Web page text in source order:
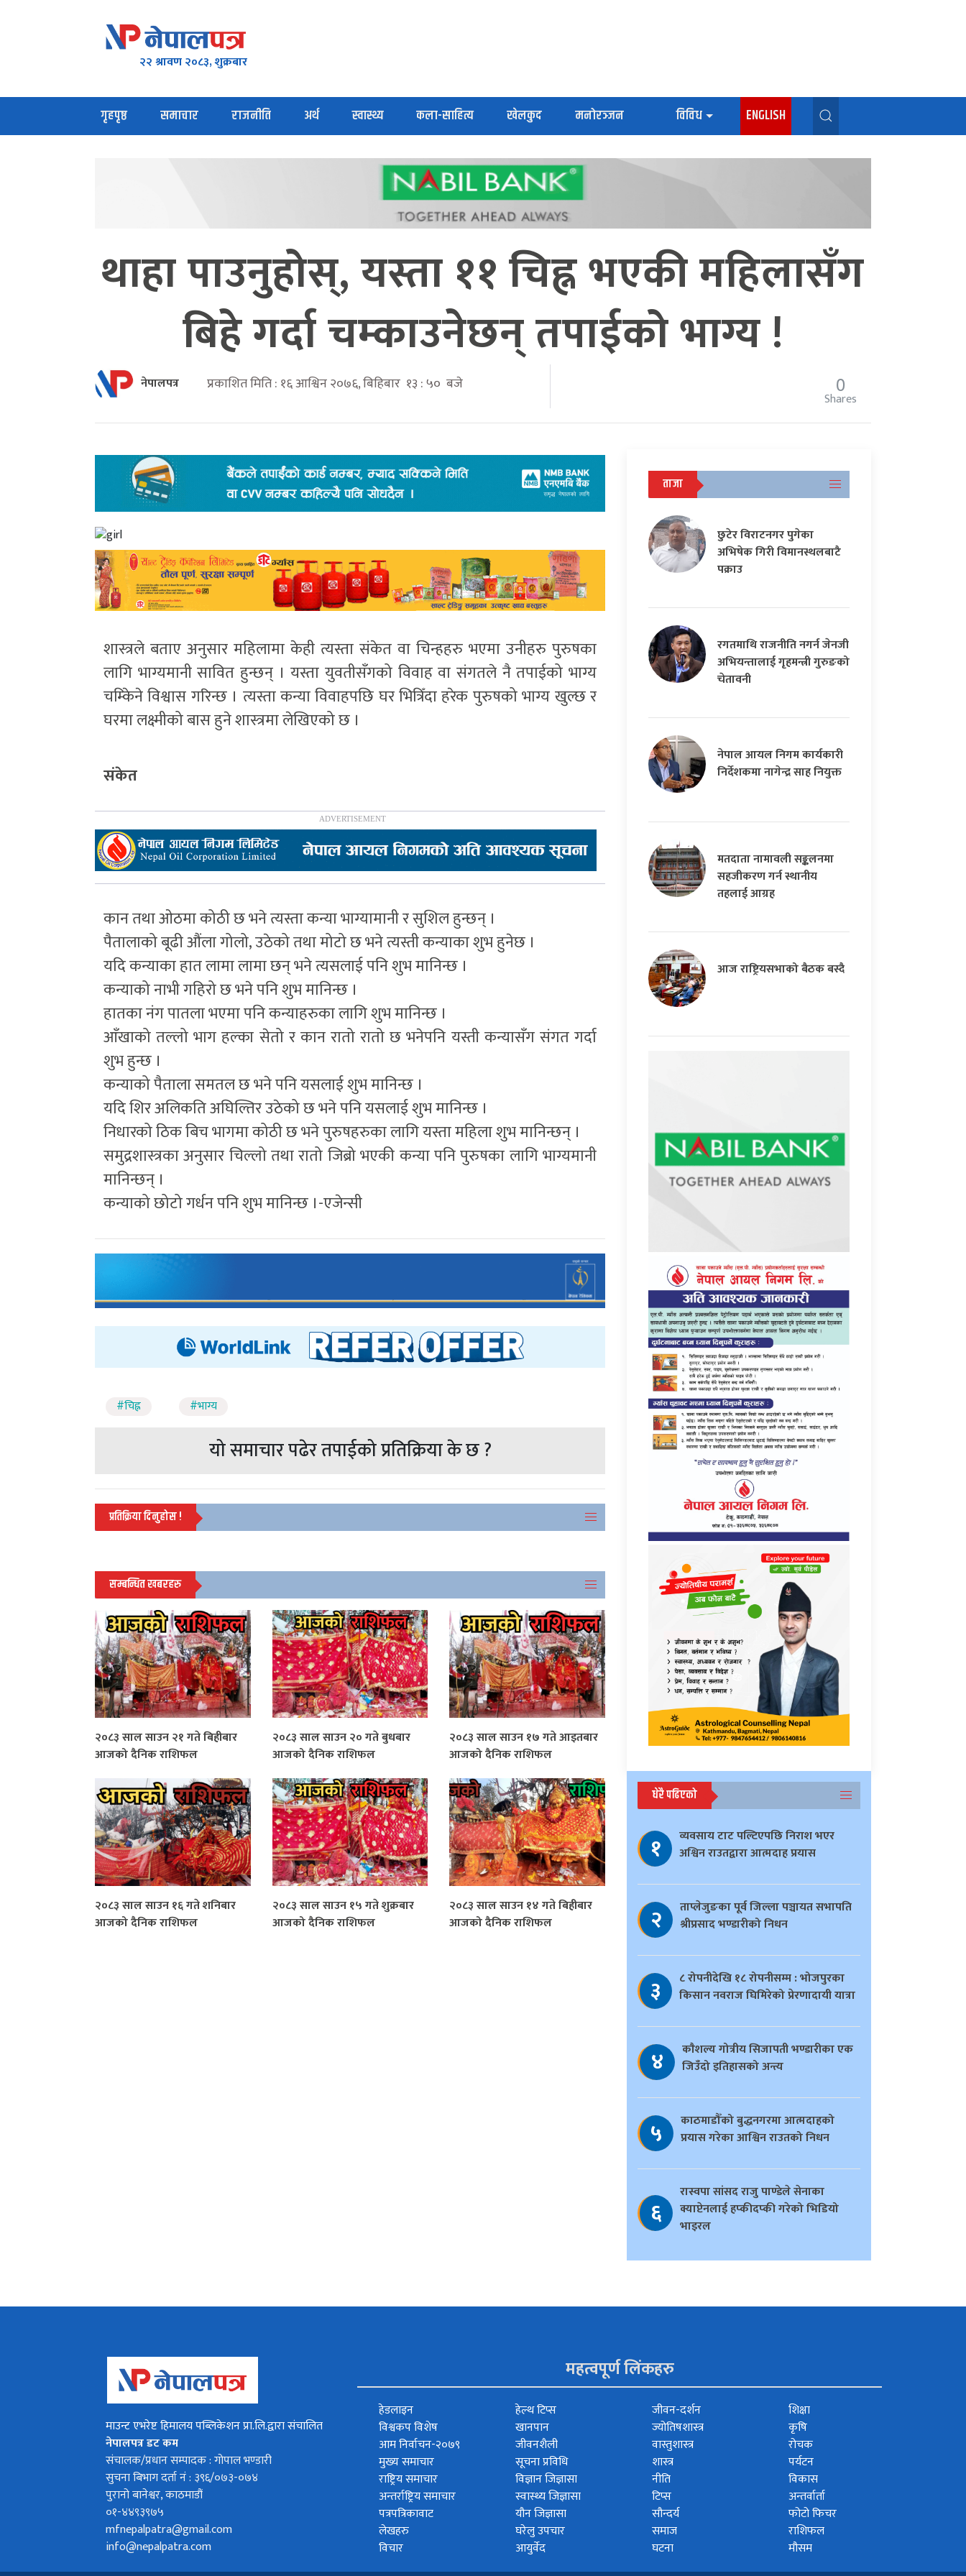
२२ श्रावण २०८३, शुक्रबार
गृहपृष्ठ समाचार राजनीति अर्थ स्वास्थ्य कला-साहित्य खेलकुद मनोरञ्जन विविध ENGLISH
थाहा पाउनुहोस्, यस्ता ११ चिह्न भएकी महिलासँग
बिहे गर्दा चम्काउनेछन् तपाईको भाग्य !
नेपालपत्र प्रकाशित मिति : १६ आश्विन २०७६, बिहिबार १३ : ५० बजे 0
Shares
शास्त्रले बताए अनुसार महिलामा केही त्यस्ता संकेत वा चिन्हहरु भएमा उनीहरु पुरुषका
लागि भाग्यमानी सावित हुन्छन् । यस्ता युवतीसँगको विवाह वा संगतले नै तपाईको भाग्य
चम्किेने विश्वास गरिन्छ । त्यस्ता कन्या विवाहपछि घर भित्रिँदा हरेक पुरुषको भाग्य खुल्छ र
घरमा लक्ष्मीको बास हुने शास्त्रमा लेखिएको छ ।
संकेत
कान तथा ओठमा कोठी छ भने त्यस्ता कन्या भाग्यामानी र सुशिल हुन्छन् ।
पैतालाको बूढी औंला गोलो, उठेको तथा मोटो छ भने त्यस्ती कन्याका शुभ हुनेछ ।
यदि कन्याका हात लामा लामा छन् भने त्यसलाई पनि शुभ मानिन्छ ।
कन्याको नाभी गहिरो छ भने पनि शुभ मानिन्छ ।
हातका नंग पातला भएमा पनि कन्याहरुका लागि शुभ मानिन्छ ।
आँखाको तल्लो भाग हल्का सेतो र कान रातो रातो छ भनेपनि यस्ती कन्यासँग संगत गर्दा
शुभ हुन्छ ।
कन्याको पैताला समतल छ भने पनि यसलाई शुभ मानिन्छ ।
यदि शिर अलिकति अघिल्तिर उठेको छ भने पनि यसलाई शुभ मानिन्छ ।
निधारको ठिक बिच भागमा कोठी छ भने पुरुषहरुका लागि यस्ता महिला शुभ मानिन्छन् ।
समुद्रशास्त्रका अनुसार चिल्लो तथा रातो जिब्रो भएकी कन्या पनि पुरुषका लागि भाग्यमानी
मानिन्छन् ।
कन्याको छोटो गर्धन पनि शुभ मानिन्छ ।-एजेन्सी
#चिह्न #भाग्य
यो समाचार पढेर तपाईको प्रतिक्रिया के छ ?
प्रतिक्रिया दिनुहोस !
सम्बन्धित खबरहरु
२०८३ साल साउन २१ गते बिहीबार
आजको दैनिक राशिफल
२०८३ साल साउन २० गते बुधबार
आजको दैनिक राशिफल
२०८३ साल साउन १७ गते आइतबार
आजको दैनिक राशिफल
२०८३ साल साउन १६ गते शनिबार
आजको दैनिक राशिफल
२०८३ साल साउन १५ गते शुक्रबार
आजको दैनिक राशिफल
२०८३ साल साउन १४ गते बिहीबार
आजको दैनिक राशिफल
ताजा
छुटेर विराटनगर पुगेका
अभिषेक गिरी विमानस्थलबाटै
पक्राउ
रगतमाथि राजनीति नगर्न जेनजी
अभियन्तालाई गृहमन्त्री गुरुङको
चेतावनी
नेपाल आयल निगम कार्यकारी
निर्देशकमा नागेन्द्र साह नियुक्त
मतदाता नामावली सङ्कलनमा
सहजीकरण गर्न स्थानीय
तहलाई आग्रह
आज राष्ट्रियसभाको बैठक बस्दै
धेरै पढिएको
१
व्यवसाय टाट पल्टिएपछि निराश भएर
अश्विन राउतद्वारा आत्मदाह प्रयास
२
ताप्लेजुङका पूर्व जिल्ला पञ्चायत सभापति
श्रीप्रसाद भण्डारीको निधन
३
८ रोपनीदेखि १८ रोपनीसम्म : भोजपुरका
किसान नवराज घिमिरेको प्रेरणादायी यात्रा
४
काैशल्य गोत्रीय सिजापती भण्डारीका एक
जिउँदो इतिहासको अन्त्य
५
काठमाडौँको बुद्धनगरमा आत्मदाहको
प्रयास गरेका आश्विन राउतको निधन
६
रास्वपा सांसद राजु पाण्डेले सेनाका
क्याप्टेनलाई हप्कीदप्की गरेको भिडियो
भाइरल
माउन्ट एभरेष्ट हिमालय पब्लिकेशन प्रा.लि.द्वारा संचालित
नेपालपत्र डट कम
संचालक/प्रधान सम्पादक : गोपाल भण्डारी
सुचना बिभाग दर्ता नं : ३९६/०७३-०७४
पुरानो बानेश्वर, काठमाडौं
०१-४४९३९७५
mfnepalpatra@gmail.com
info@nepalpatra.com
महत्वपूर्ण लिंकहरु
हेडलाइन
विश्वकप विशेष
आम निर्वाचन-२०७९
मुख्य समाचार
राष्ट्रिय समाचार
अन्तर्राष्ट्रिय समाचार
पत्रपत्रिकावाट
लेखहरु
विचार
हेल्थ टिप्स
खानपान
जीवनशैली
सूचना प्रविधि
विज्ञान जिज्ञासा
स्वास्थ्य जिज्ञासा
यौन जिज्ञासा
घरेलु उपचार
आयुर्वेद
जीवन-दर्शन
ज्योतिषशास्त्र
वास्तुशास्त्र
शास्त्र
नीति
टिप्स
सौन्दर्य
समाज
घटना
शिक्षा
कृषि
रोचक
पर्यटन
विकास
अन्तर्वार्ता
फोटो फिचर
राशिफल
मौसम